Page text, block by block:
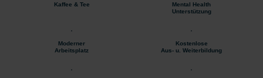
Kaffee & Tee
Mental Health
Unterstützung
Moderner
Arbeitsplatz
Kostenlose
Aus- u. Weiterbildung